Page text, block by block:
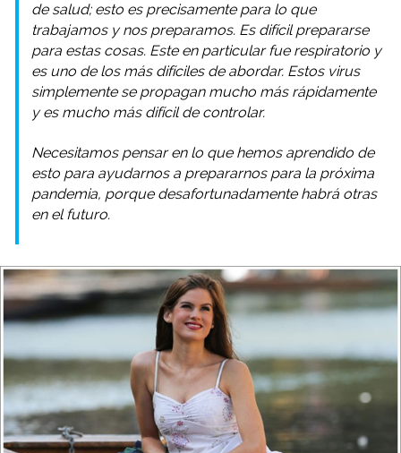
de salud; esto es precisamente para lo que
trabajamos y nos preparamos. Es difícil prepararse
para estas cosas. Este en particular fue respiratorio y
es uno de los más difíciles de abordar. Estos virus
simplemente se propagan mucho más rápidamente
y es mucho más difícil de controlar.
Necesitamos pensar en lo que hemos aprendido de
esto para ayudarnos a prepararnos para la próxima
pandemia, porque desafortunadamente habrá otras
en el futuro.